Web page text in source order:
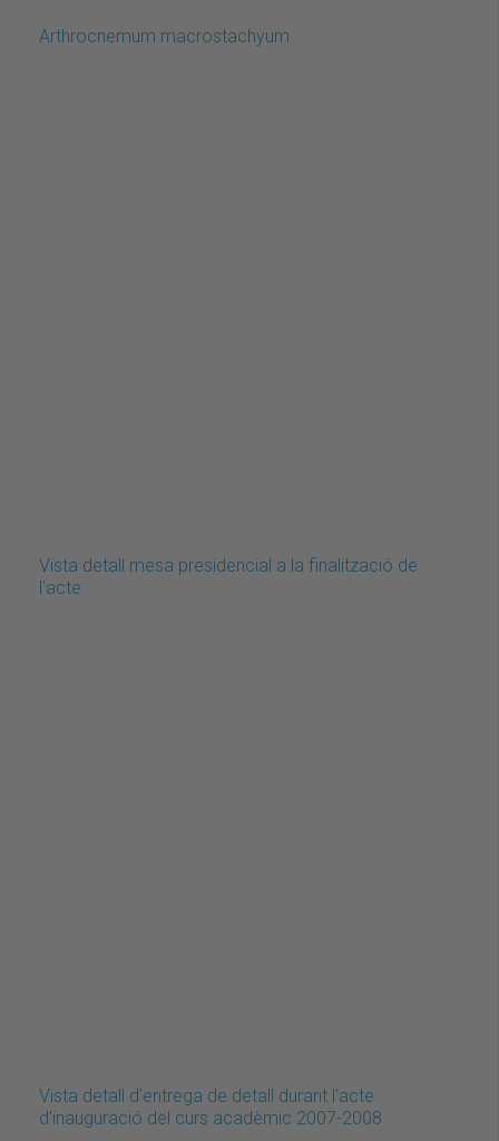
Arthrocnemum macrostachyum
Vista detall mesa presidencial a la finalització de
l'acte
Vista detall d'entrega de detall durant l'acte
d'inauguració del curs acadèmic 2007-2008